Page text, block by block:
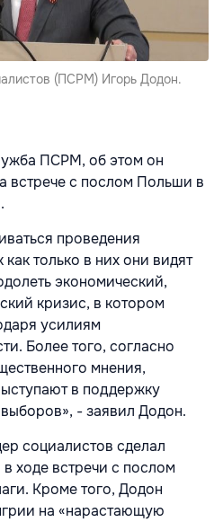
(ПСРМ) Игорь Додон.
ПСРМ, об этом он
встрече с послом Польши в
проведения
только в них они видят
экономический,
кризис, в котором
усилиям
Более того, согласно
мнения,
в поддержку
- заявил Додон.
социалистов сделал
ходе встречи с послом
Кроме того, Додон
на «нарастающую